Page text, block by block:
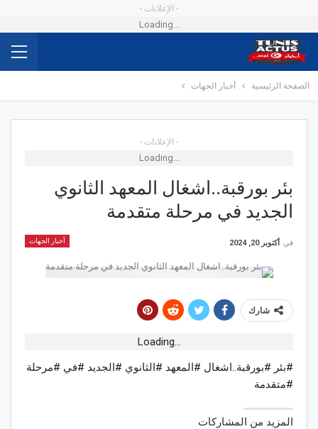
- الإعلانات -
Loading...
الصفحة الرئيسية أخبار الجهات
- الإعلانات -
Loading...
بئر بورقبة..اشغال المعهد الثانوي
الجديد في مرحلة متقدمة
أخبار الجهات في أكتوبر 20, 2024
شارك
Loading...
#بئر #بورقبة..اشغال #المعهد #الثانوي #الجديد #في #مرحلة
#متقدمة
المزيد من المشاركات